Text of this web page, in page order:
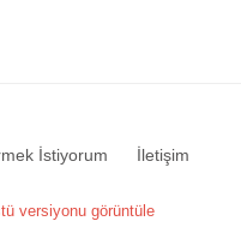
İstiyorum İletişim
versiyonu görüntüle